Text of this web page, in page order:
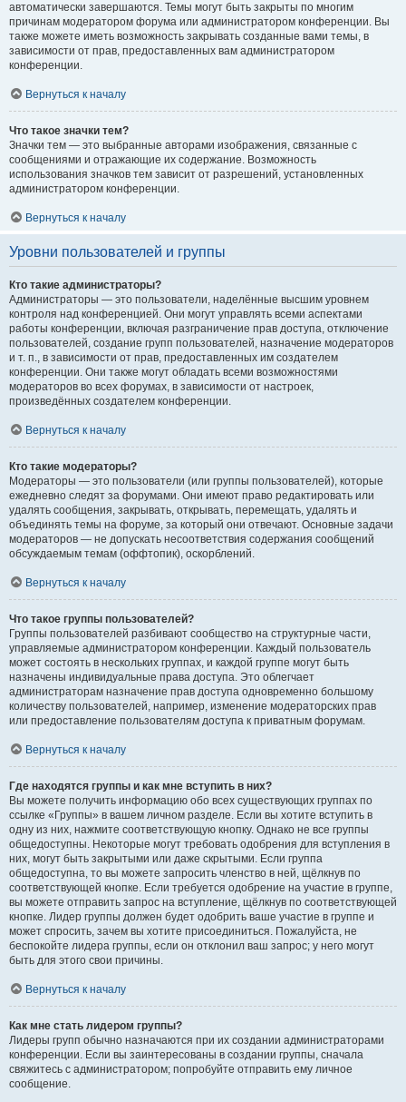
автоматически завершаются. Темы могут быть закрыты по многим
причинам модератором форума или администратором конференции. Вы
также можете иметь возможность закрывать созданные вами темы, в
зависимости от прав, предоставленных вам администратором
конференции.
Вернуться к началу
Что такое значки тем?
Значки тем — это выбранные авторами изображения, связанные с
сообщениями и отражающие их содержание. Возможность
использования значков тем зависит от разрешений, установленных
администратором конференции.
Вернуться к началу
Уровни пользователей и группы
Кто такие администраторы?
Администраторы — это пользователи, наделённые высшим уровнем
контроля над конференцией. Они могут управлять всеми аспектами
работы конференции, включая разграничение прав доступа, отключение
пользователей, создание групп пользователей, назначение модераторов
и т. п., в зависимости от прав, предоставленных им создателем
конференции. Они также могут обладать всеми возможностями
модераторов во всех форумах, в зависимости от настроек,
произведённых создателем конференции.
Вернуться к началу
Кто такие модераторы?
Модераторы — это пользователи (или группы пользователей), которые
ежедневно следят за форумами. Они имеют право редактировать или
удалять сообщения, закрывать, открывать, перемещать, удалять и
объединять темы на форуме, за который они отвечают. Основные задачи
модераторов — не допускать несоответствия содержания сообщений
обсуждаемым темам (оффтопик), оскорблений.
Вернуться к началу
Что такое группы пользователей?
Группы пользователей разбивают сообщество на структурные части,
управляемые администратором конференции. Каждый пользователь
может состоять в нескольких группах, и каждой группе могут быть
назначены индивидуальные права доступа. Это облегчает
администраторам назначение прав доступа одновременно большому
количеству пользователей, например, изменение модераторских прав
или предоставление пользователям доступа к приватным форумам.
Вернуться к началу
Где находятся группы и как мне вступить в них?
Вы можете получить информацию обо всех существующих группах по
ссылке «Группы» в вашем личном разделе. Если вы хотите вступить в
одну из них, нажмите соответствующую кнопку. Однако не все группы
общедоступны. Некоторые могут требовать одобрения для вступления в
них, могут быть закрытыми или даже скрытыми. Если группа
общедоступна, то вы можете запросить членство в ней, щёлкнув по
соответствующей кнопке. Если требуется одобрение на участие в группе,
вы можете отправить запрос на вступление, щёлкнув по соответствующей
кнопке. Лидер группы должен будет одобрить ваше участие в группе и
может спросить, зачем вы хотите присоединиться. Пожалуйста, не
беспокойте лидера группы, если он отклонил ваш запрос; у него могут
быть для этого свои причины.
Вернуться к началу
Как мне стать лидером группы?
Лидеры групп обычно назначаются при их создании администраторами
конференции. Если вы заинтересованы в создании группы, сначала
свяжитесь с администратором; попробуйте отправить ему личное
сообщение.